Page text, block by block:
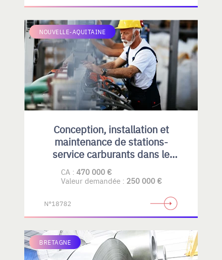
NOUVELLE-AQUITAINE
Conception, installation et
maintenance de stations-
service carburants dans le
Privatif et collectivités
CA : 470 000 €
Valeur demandée : 250 000 €
N°18782
BRETAGNE